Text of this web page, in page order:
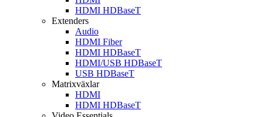
HDMI HDBaseT
Extenders
Audio
HDMI Fiber
HDMI HDBaseT
HDMI/USB HDBaseT
USB HDBaseT
Matrixväxlar
HDMI
HDMI HDBaseT